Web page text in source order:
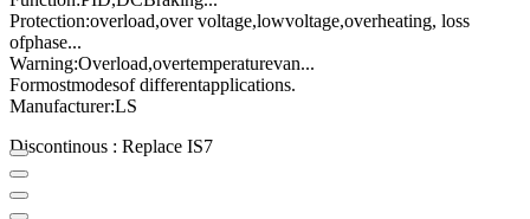
Protection:overload,over voltage,lowvoltage,overheating, loss
ofphase...
Warning:Overload,overtemperaturevan...
Formostmodesof differentapplications.
Manufacturer:LS
Discontinous : Replace IS7